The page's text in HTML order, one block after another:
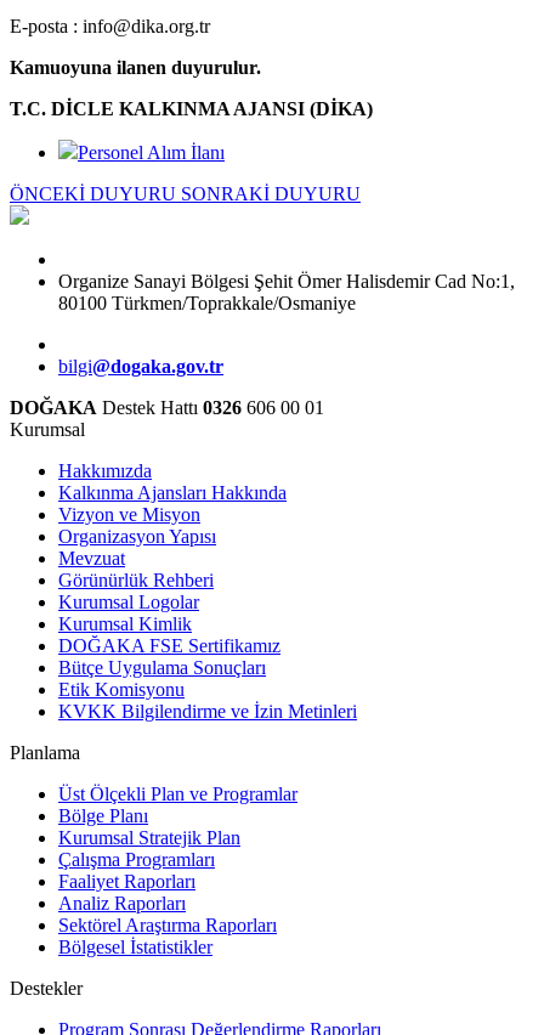
E-posta : info@dika.org.tr
Kamuoyuna ilanen duyurulur.
T.C. DİCLE KALKINMA AJANSI (DİKA)
Personel Alım İlanı
ÖNCEKİ DUYURU SONRAKİ DUYURU
Organize Sanayi Bölgesi Şehit Ömer Halisdemir Cad No:1,
80100 Türkmen/Toprakkale/Osmaniye
bilgi@dogaka.gov.tr
DOĞAKA Destek Hattı 0326 606 00 01
Kurumsal
Hakkımızda
Kalkınma Ajansları Hakkında
Vizyon ve Misyon
Organizasyon Yapısı
Mevzuat
Görünürlük Rehberi
Kurumsal Logolar
Kurumsal Kimlik
DOĞAKA FSE Sertifikamız
Bütçe Uygulama Sonuçları
Etik Komisyonu
KVKK Bilgilendirme ve İzin Metinleri
Planlama
Üst Ölçekli Plan ve Programlar
Bölge Planı
Kurumsal Stratejik Plan
Çalışma Programları
Faaliyet Raporları
Analiz Raporları
Sektörel Araştırma Raporları
Bölgesel İstatistikler
Destekler
Program Sonrası Değerlendirme Raporları